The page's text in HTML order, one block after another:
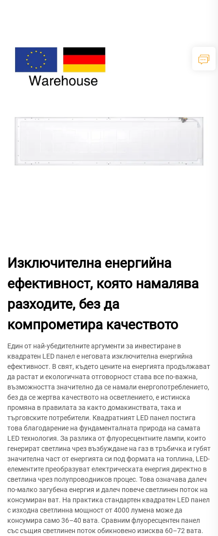
Изключителна енергийна
ефективност, която намалява
разходите, без да
компрометира качеството
Един от най-убедителните аргументи за инвестиране в
квадратен LED панел е неговата изключителна енергийна
ефективност. В свят, където цените на енергията продължават
да растат и екологичната отговорност става все по-важна,
възможността значително да се намали енергопотреблението,
без да се жертва качеството на осветлението, е истинска
промяна в правилата за както домакинствата, така и
търговските потребители. Квадратният LED панел постига
това благодарение на фундаменталната природа на самата
LED технология. За разлика от флуоресцентните лампи, които
генерират светлина чрез възбуждане на газ в тръбичка и губят
значителна част от енергията си под формата на топлина, LED-
елементите преобразуват електрическата енергия директно в
светлина чрез полупроводников процес. Това означава далеч
по-малко загубена енергия и далеч повече светлинен поток на
консумиран ват. На практика стандартен квадратен LED панел
с изходна светлинна мощност от 4000 лумена може да
консумира само 36–40 вата. Сравним флуоресцентен панел
със същия светлинен поток обикновено изисква 60–72 вата.